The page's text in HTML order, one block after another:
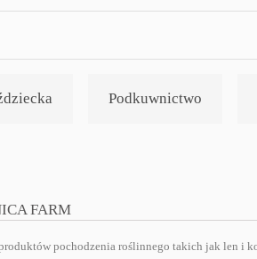
Podkuwnictwo
FARM
pochodzenia roślinnego takich jak len i